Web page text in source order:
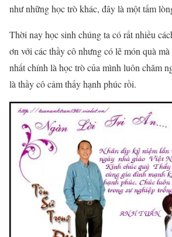
như những học trò khác, đây là một tấm
Thời nay học sinh chúng ta có rất nhiều
ơn với các thầy cô nhưng có lẽ món quà
nhất chính là học trò của mình luôn chăm
là thầy cô cảm thấy hạnh phúc rồi.